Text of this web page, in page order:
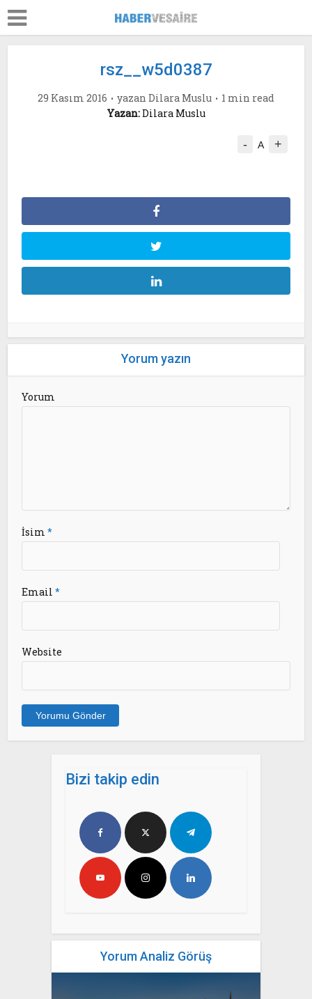
rsz__w5d0387
29 Kasım 2016 yazan Dilara Muslu
1 min read
Yazan:Dilara Muslu
- A +
Yorum yazın
Yorum
İsim*
Email*
Website
Bizi takip edin
Yorum Analiz Görüş